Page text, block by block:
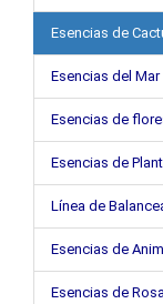
Esencias de
Esencias del Mar
Esencias de
Esencias de
Línea de
Esencias de
Esencias de